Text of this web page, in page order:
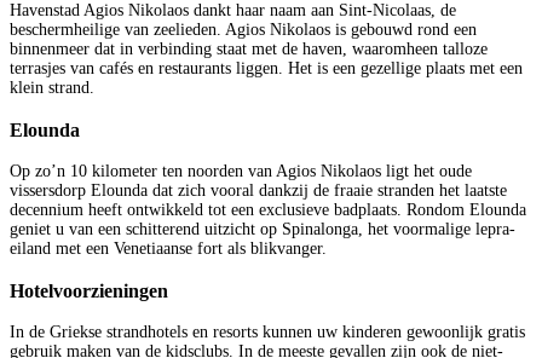
Havenstad Agios Nikolaos dankt haar naam aan Sint-Nicolaas, de
beschermheilige van zeelieden. Agios Nikolaos is gebouwd rond een
binnenmeer dat in verbinding staat met de haven, waaromheen talloze
terrasjes van cafés en restaurants liggen. Het is een gezellige plaats met een
klein strand.
Elounda
Op zo’n 10 kilometer ten noorden van Agios Nikolaos ligt het oude
vissersdorp Elounda dat zich vooral dankzij de fraaie stranden het laatste
decennium heeft ontwikkeld tot een exclusieve badplaats. Rondom Elounda
geniet u van een schitterend uitzicht op Spinalonga, het voormalige lepra-
eiland met een Venetiaanse fort als blikvanger.
Hotelvoorzieningen
In de Griekse strandhotels en resorts kunnen uw kinderen gewoonlijk gratis
gebruik maken van de kidsclubs. In de meeste gevallen zijn ook de niet-